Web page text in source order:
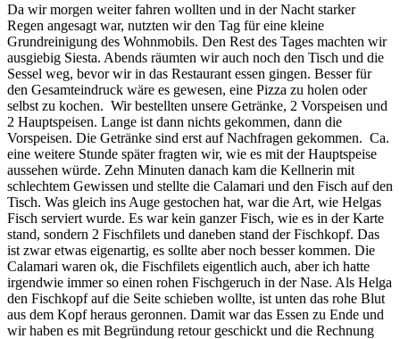
Da wir morgen weiter fahren wollten und in der Nacht starker
Regen angesagt war, nutzten wir den Tag für eine kleine
Grundreinigung des Wohnmobils. Den Rest des Tages machten wir
ausgiebig Siesta. Abends räumten wir auch noch den Tisch und die
Sessel weg, bevor wir in das Restaurant essen gingen. Besser für
den Gesamteindruck wäre es gewesen, eine Pizza zu holen oder
selbst zu kochen. Wir bestellten unsere Getränke, 2 Vorspeisen und
2 Hauptspeisen. Lange ist dann nichts gekommen, dann die
Vorspeisen. Die Getränke sind erst auf Nachfragen gekommen. Ca.
eine weitere Stunde später fragten wir, wie es mit der Hauptspeise
aussehen würde. Zehn Minuten danach kam die Kellnerin mit
schlechtem Gewissen und stellte die Calamari und den Fisch auf den
Tisch. Was gleich ins Auge gestochen hat, war die Art, wie Helgas
Fisch serviert wurde. Es war kein ganzer Fisch, wie es in der Karte
stand, sondern 2 Fischfilets und daneben stand der Fischkopf. Das
ist zwar etwas eigenartig, es sollte aber noch besser kommen. Die
Calamari waren ok, die Fischfilets eigentlich auch, aber ich hatte
irgendwie immer so einen rohen Fischgeruch in der Nase. Als Helga
den Fischkopf auf die Seite schieben wollte, ist unten das rohe Blut
aus dem Kopf heraus geronnen. Damit war das Essen zu Ende und
wir haben es mit Begründung retour geschickt und die Rechnung